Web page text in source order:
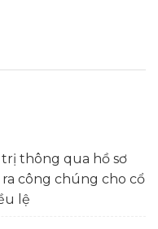
thông qua hồ sơ
công chúng cho cổ
lệ